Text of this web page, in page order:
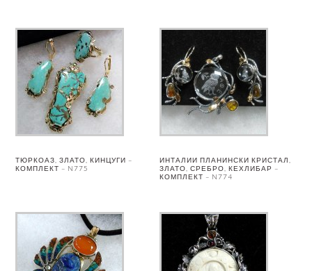
ТЮРКОАЗ, ЗЛАТО, КИНЦУГИ –
КОМПЛЕКТ – N775
ИНТАЛИИ ПЛАНИНСКИ КРИСТАЛ,
ЗЛАТО, СРЕБРО, КЕХЛИБАР –
КОМПЛЕКТ – N774